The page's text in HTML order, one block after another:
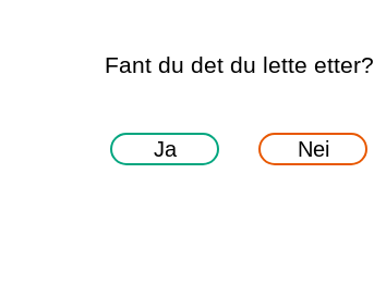
Fant du det du lette etter?
Ja Nei